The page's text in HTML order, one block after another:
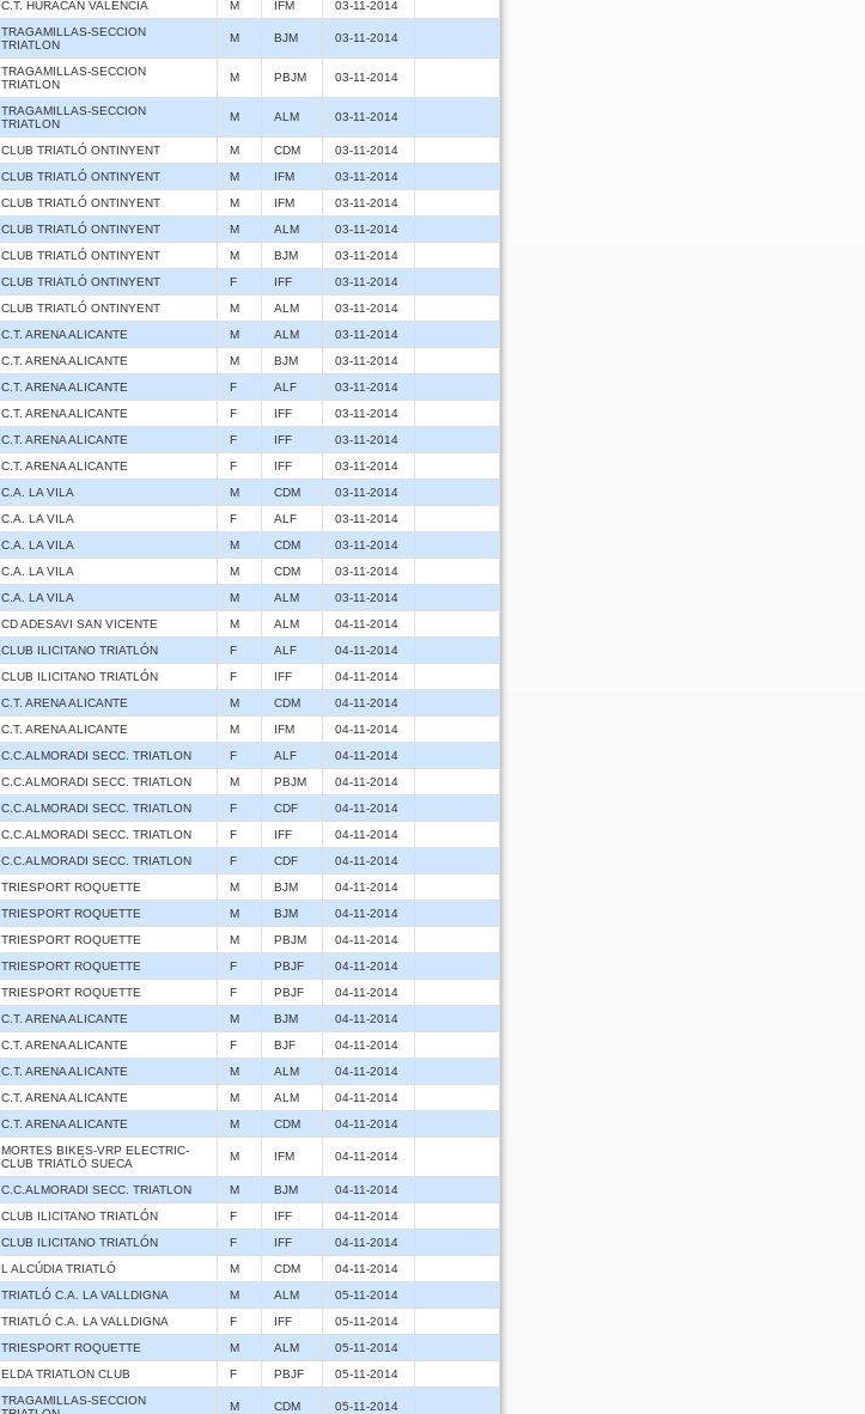
C.T. HURACÁN VALENCIA M IFM 03-11-2014
TRAGAMILLAS-SECCION
TRIATLON
M BJM 03-11-2014
TRAGAMILLAS-SECCION
TRIATLON
M PBJM 03-11-2014
TRAGAMILLAS-SECCION
TRIATLON
M ALM 03-11-2014
CLUB TRIATLÓ ONTINYENT M CDM
03-11-2014
CLUB TRIATLÓ ONTINYENT M IFM
03-11-2014
CLUB TRIATLÓ ONTINYENT M IFM
03-11-2014
CLUB TRIATLÓ ONTINYENT M ALM
03-11-2014
CLUB TRIATLÓ ONTINYENT M BJM
03-11-2014
CLUB TRIATLÓ ONTINYENT F IFF
03-11-2014
CLUB TRIATLÓ ONTINYENT M ALM
03-11-2014
C.T. ARENA ALICANTE M ALM
03-11-2014
C.T. ARENA ALICANTE M BJM
03-11-2014
C.T. ARENA ALICANTE F ALF
03-11-2014
C.T. ARENA ALICANTE F IFF
03-11-2014
C.T. ARENA ALICANTE F IFF
03-11-2014
C.T. ARENA ALICANTE F IFF
03-11-2014
C.A. LA VILA M CDM
03-11-2014
C.A. LA VILA F ALF
03-11-2014
C.A. LA VILA M CDM
03-11-2014
C.A. LA VILA M CDM
03-11-2014
C.A. LA VILA M ALM
03-11-2014
CD ADESAVI SAN VICENTE M ALM
04-11-2014
CLUB ILICITANO TRIATLÓN F ALF
04-11-2014
CLUB ILICITANO TRIATLÓN F IFF
04-11-2014
C.T. ARENA ALICANTE M CDM
04-11-2014
C.T. ARENA ALICANTE M IFM
04-11-2014
C.C.ALMORADI SECC. TRIATLON F ALF
04-11-2014
C.C.ALMORADI SECC. TRIATLON M PBJM
04-11-2014
C.C.ALMORADI SECC. TRIATLON F CDF
04-11-2014
C.C.ALMORADI SECC. TRIATLON F IFF
04-11-2014
C.C.ALMORADI SECC. TRIATLON F CDF
04-11-2014
TRIESPORT ROQUETTE M BJM
04-11-2014
TRIESPORT ROQUETTE M BJM
04-11-2014
TRIESPORT ROQUETTE M PBJM
04-11-2014
TRIESPORT ROQUETTE F PBJF
04-11-2014
TRIESPORT ROQUETTE F PBJF
04-11-2014
C.T. ARENA ALICANTE M BJM
04-11-2014
C.T. ARENA ALICANTE F BJF
04-11-2014
C.T. ARENA ALICANTE M ALM
04-11-2014
C.T. ARENA ALICANTE M ALM
04-11-2014
C.T. ARENA ALICANTE M CDM 04-11-2014
MORTES BIKES-VRP ELECTRIC-
CLUB TRIATLÓ SUECA
M IFM 04-11-2014
C.C.ALMORADI SECC. TRIATLON M BJM
04-11-2014
CLUB ILICITANO TRIATLÓN F IFF
04-11-2014
CLUB ILICITANO TRIATLÓN F IFF
04-11-2014
L ALCÚDIA TRIATLÓ M CDM
04-11-2014
TRIATLÓ C.A. LA VALLDIGNA M ALM
05-11-2014
TRIATLÓ C.A. LA VALLDIGNA F IFF
05-11-2014
TRIESPORT ROQUETTE M ALM
05-11-2014
ELDA TRIATLON CLUB F PBJF 05-11-2014
TRAGAMILLAS-SECCION
M CDM 05-11-2014